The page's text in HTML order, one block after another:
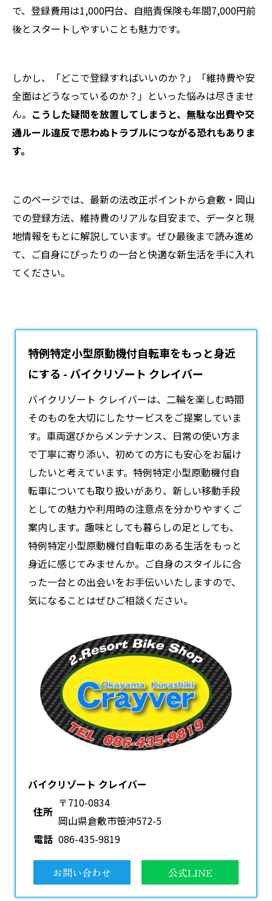
で、登録費用は1,000円台、自賠責保険も年間7,000円前
後とスタートしやすいことも魅力です。
しかし、「どこで登録すればいいのか？」「維持費や安
全面はどうなっているのか？」といった悩みは尽きませ
ん。 こうした疑問を放置してしまうと、無駄な出費や交
通ルール違反で思わぬトラブルにつながる恐れもありま
す。
このページでは、最新の法改正ポイントから倉敷・岡山
での登録方法、維持費のリアルな目安まで、データと現
地情報をもとに解説しています。ぜひ最後まで読み進め
て、ご自身にぴったりの一台と快適な新生活を手に入れ
てください。
特例特定小型原動機付自転車をもっと身近
にする - バイクリゾート クレイバー
バイクリゾート クレイバーは、二輪を楽しむ時間
そのものを大切にしたサービスをご提案していま
す。車両選びからメンテナンス、日常の使い方ま
で丁寧に寄り添い、初めての方にも安心をお届け
したいと考えています。 特例特定小型原動機付自
転車についても取り扱いがあり、新しい移動手段
としての魅力や利用時の注意点を分かりやすくご
案内します。趣味としても暮らしの足としても、
特例特定小型原動機付自転車のある生活をもっと
身近に感じてみませんか。ご自身のスタイルに合
った一台との出会いをお手伝いいたしますので、
気になることはぜひご相談ください。
バイクリゾート クレイバー
住所
〒710-0834
岡山県倉敷市笹沖572-5
電話 086-435-9819
お問い合わせ 公式LINE